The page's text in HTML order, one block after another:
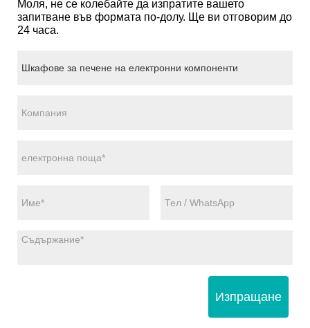
Моля, не се колебайте да изпратите вашето
запитване във формата по-долу. Ще ви отговорим до
24 часа.
Изпращане